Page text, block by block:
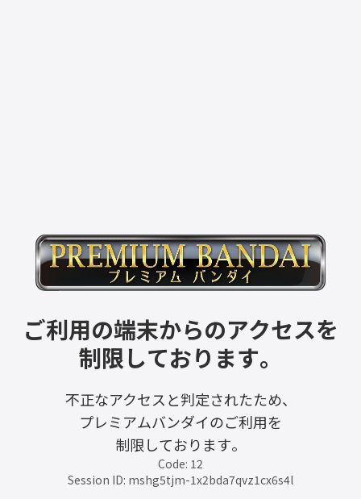
ご利用の端末からのアクセスを
制限しております。
不正なアクセスと判定されたため、
プレミアムバンダイのご利用を
制限しております。
Code: 12
Session ID: mshg5tjm-1x2bda7qvz1cx6s4l